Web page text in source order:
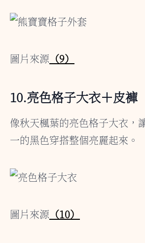
圖片來源 （9）
10.亮色格子大衣＋皮褲
像秋天楓葉的亮色格子大衣，
一的黑色穿搭整個亮麗起來。
圖片來源 （10）